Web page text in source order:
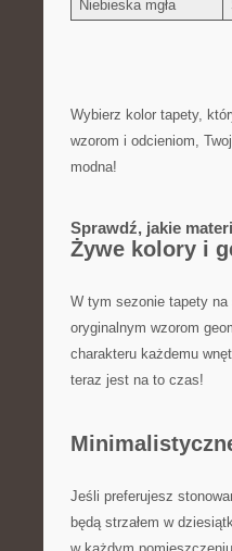
Niebieska mgła
Wybierz kolor tapety,‍
wzorom i odcieniom,
modna!
Sprawdź, jakie
Żywe kolory⁤ i⁣
W tym ⁤sezonie tapety
oryginalnym wzorom
charakteru każdemu
teraz jest na to czas!
Jeśli ​preferujesz
będą strzałem w